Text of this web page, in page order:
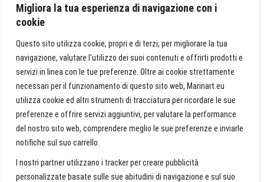
Migliora la tua esperienza di navigazione con i
cookie
Questo sito utilizza cookie, propri e di terzi, per migliorare la tua
navigazione, valutare l'utilizzo dei suoi contenuti e offrirti prodotti e
servizi in linea con le tue preferenze. Oltre ai cookie strettamente
necessari per il funzionamento di questo sito web, Marinart.eu
utilizza cookie ed altri strumenti di tracciatura per ricordare le sue
preferenze e offrire servizi aggiuntivi, per valutare la performance
del nostro sito web, comprendere meglio le sue preferenze e inviarle
notifiche sul suo carrello.
I nostri partner utilizzano i tracker per creare pubblicità
personalizzate basate sulle sue abitudini di navigazione e sul suo
septembre 2024
août 2024
avril 2024
avril 2018
Catégories
Artistica
Fotografia Immobiliare
Gallery
home-video-image
Web Design